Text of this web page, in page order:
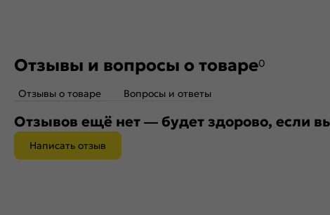
Отзывы и вопросы о товаре0
Отзывы о товаре Вопросы и ответы
Отзывов ещё нет — будет здорово, если
Написать отзыв